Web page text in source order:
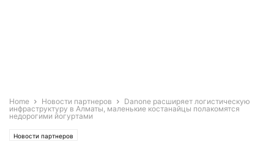
Home Новости партнеров
Danone расширяет логистическую
инфраструктуру в Алматы, маленькие костанайцы полакомятся
недорогими йогуртами
Новости партнеров